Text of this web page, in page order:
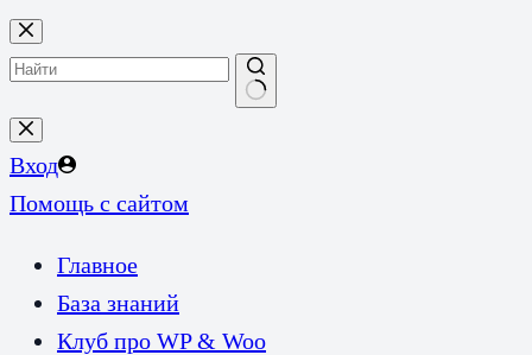
Перейти
к
Ничего
не
найдено
Вход
Помощь с сайтом
Главное
База знаний
Клуб про WP & Woo